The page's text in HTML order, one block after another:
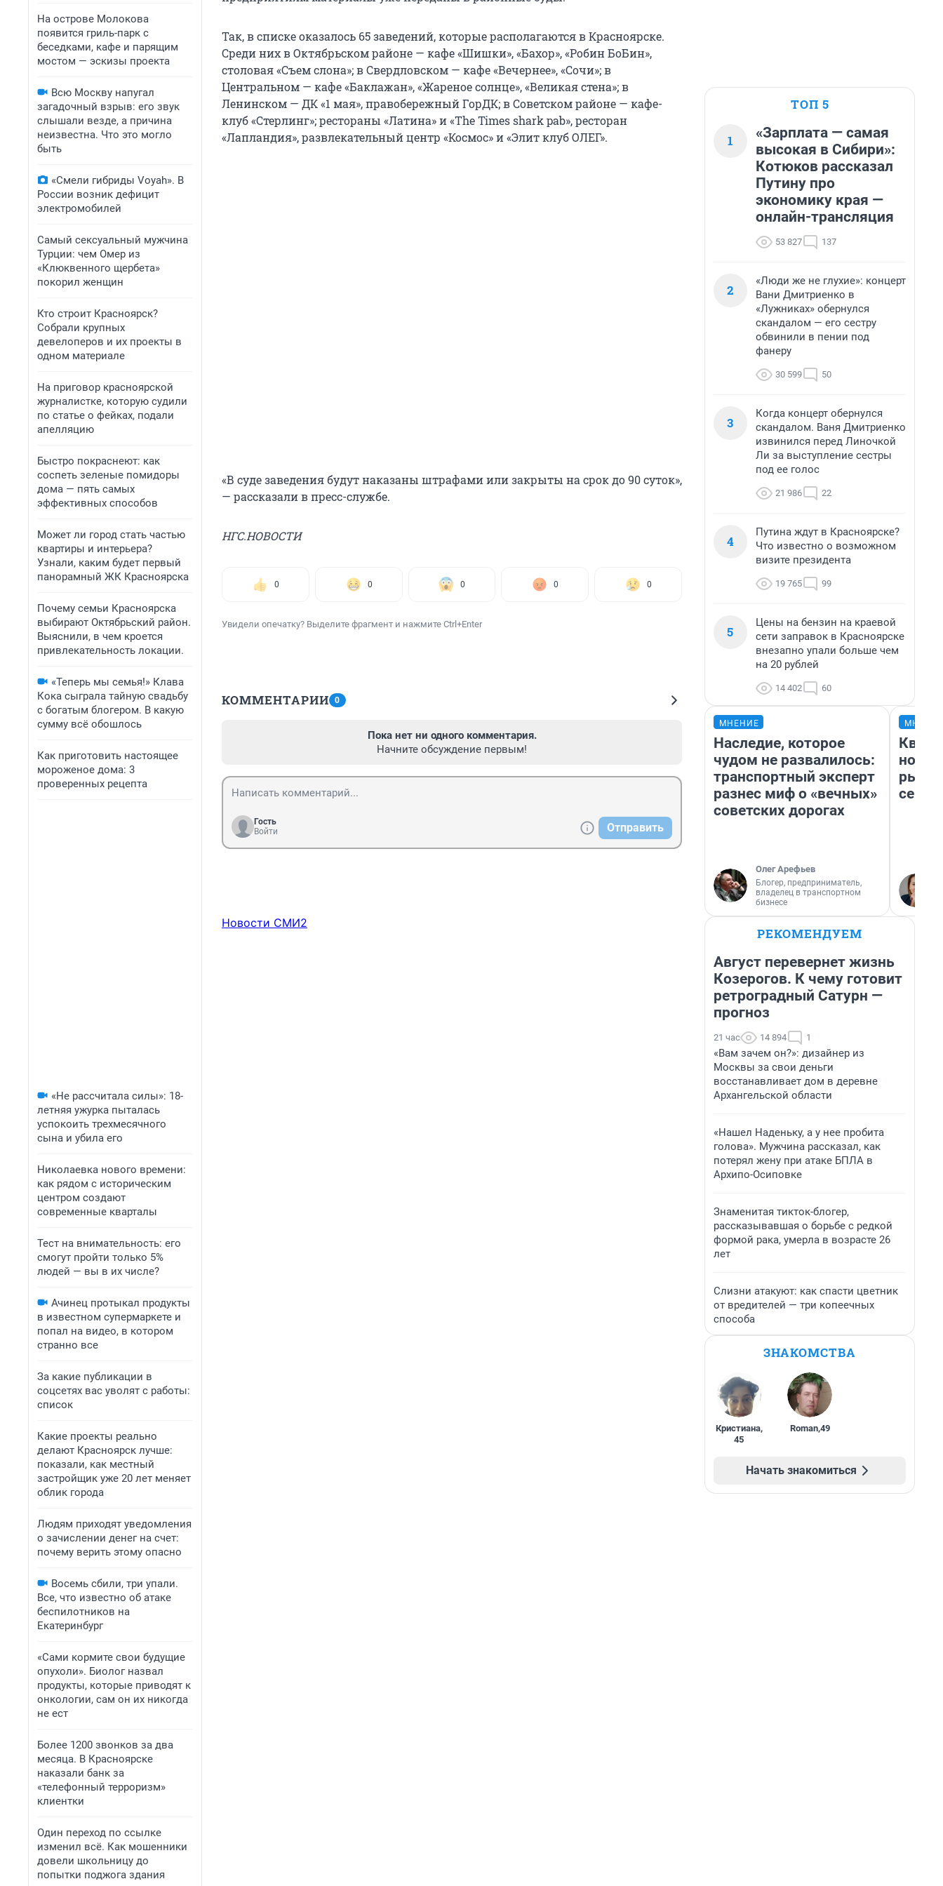
На острове Молокова
появится гриль-парк с
беседками, кафе и парящим
мостом — эскизы проекта
Всю Москву напугал
загадочный взрыв: его звук
слышали везде, а причина
неизвестна. Что это могло
быть
«Смели гибриды Voyah». В
России возник дефицит
электромобилей
Самый сексуальный мужчина
Турции: чем Омер из
«Клюквенного щербета»
покорил женщин
Кто строит Красноярск?
Собрали крупных
девелоперов и их проекты в
одном материале
На приговор красноярской
журналистке, которую судили
по статье о фейках, подали
апелляцию
Быстро покраснеют: как
соспеть зеленые помидоры
дома — пять самых
эффективных способов
Может ли город стать частью
квартиры и интерьера?
Узнали, каким будет первый
панорамный ЖК Красноярска
Почему семьи Красноярска
выбирают Октябрьский район.
Выяснили, в чем кроется
привлекательность локации.
«Теперь мы семья!» Клава
Кока сыграла тайную свадьбу
с богатым блогером. В какую
сумму всё обошлось
Как приготовить настоящее
мороженое дома: 3
проверенных рецепта
«Не рассчитала силы»: 18-
летняя ужурка пыталась
успокоить трехмесячного
сына и убила его
Николаевка нового времени:
как рядом с историческим
центром создают
современные кварталы
Тест на внимательность: его
смогут пройти только 5%
людей — вы в их числе?
Ачинец протыкал продукты
в известном супермаркете и
попал на видео, в котором
странно все
За какие публикации в
соцсетях вас уволят с работы:
список
Какие проекты реально
делают Красноярск лучше:
показали, как местный
застройщик уже 20 лет меняет
облик города
Людям приходят уведомления
о зачислении денег на счет:
почему верить этому опасно
Восемь сбили, три упали.
Все, что известно об атаке
беспилотников на
Екатеринбург
«Сами кормите свои будущие
опухоли». Биолог назвал
продукты, которые приводят к
онкологии, сам он их никогда
не ест
Более 1200 звонков за два
месяца. В Красноярске
наказали банк за
«телефонный терроризм»
клиентки
Один переход по ссылке
изменил всё. Как мошенники
довели школьницу до
попытки поджога здания
Так, в списке оказалось 65 заведений, которые располагаются в Красноярске.
Среди них в Октябрьском районе — кафе «Шишки», «Бахор», «Робин БоБин»,
столовая «Съем слона»; в Свердловском — кафе «Вечернее», «Сочи»; в
Центральном — кафе «Баклажан», «Жареное солнце», «Великая стена»; в
Ленинском — ДК «1 мая», правобережный ГорДК; в Советском районе — кафе-
клуб «Стерлинг»; рестораны «Латина» и «The Times shark pab», ресторан
«Лапландия», развлекательный центр «Космос» и «Элит клуб ОЛЕГ».
«В суде заведения будут наказаны штрафами или закрыты на срок до 90 суток»,
— рассказали в пресс-службе.
НГС.НОВОСТИ
0 0 0 0 0
Увидели опечатку? Выделите фрагмент и нажмите Ctrl+Enter
КОММЕНТАРИИ 0
Пока нет ни одного комментария.
Начните обсуждение первым!
Гость
Войти
Отправить
Новости СМИ2
ТОП 5
1
«Зарплата — самая
высокая в Сибири»:
Котюков рассказал
Путину про
экономику края —
онлайн-трансляция
53 827 137
2
«Люди же не глухие»: концерт
Вани Дмитриенко в
«Лужниках» обернулся
скандалом — его сестру
обвинили в пении под
фанеру
30 599 50
3
Когда концерт обернулся
скандалом. Ваня Дмитриенко
извинился перед Линочкой
Ли за выступление сестры
под ее голос
21 986 22
4
Путина ждут в Красноярске?
Что известно о возможном
визите президента
19 765 99
5
Цены на бензин на краевой
сети заправок в Красноярске
внезапно упали больше чем
на 20 рублей
14 402 60
МНЕНИЕ
Наследие, которое
чудом не развалилось:
транспортный эксперт
разнес миф о «вечных»
советских дорогах
Олег Арефьев
Блогер, предприниматель,
владелец в транспортном
бизнесе
но
РЕКОМЕНДУЕМ
Август перевернет жизнь
Козерогов. К чему готовит
ретроградный Сатурн —
прогноз
21 час 14 894 1
«Вам зачем он?»: дизайнер из
Москвы за свои деньги
восстанавливает дом в деревне
Архангельской области
«Нашел Наденьку, а у нее пробита
голова». Мужчина рассказал, как
потерял жену при атаке БПЛА в
Архипо-Осиповке
Знаменитая тикток-блогер,
рассказывавшая о борьбе с редкой
формой рака, умерла в возрасте 26
лет
Слизни атакуют: как спасти цветник
от вредителей — три копеечных
способа
ЗНАКОМСТВА
Кристиана,
45
Roman,49
Начать знакомиться